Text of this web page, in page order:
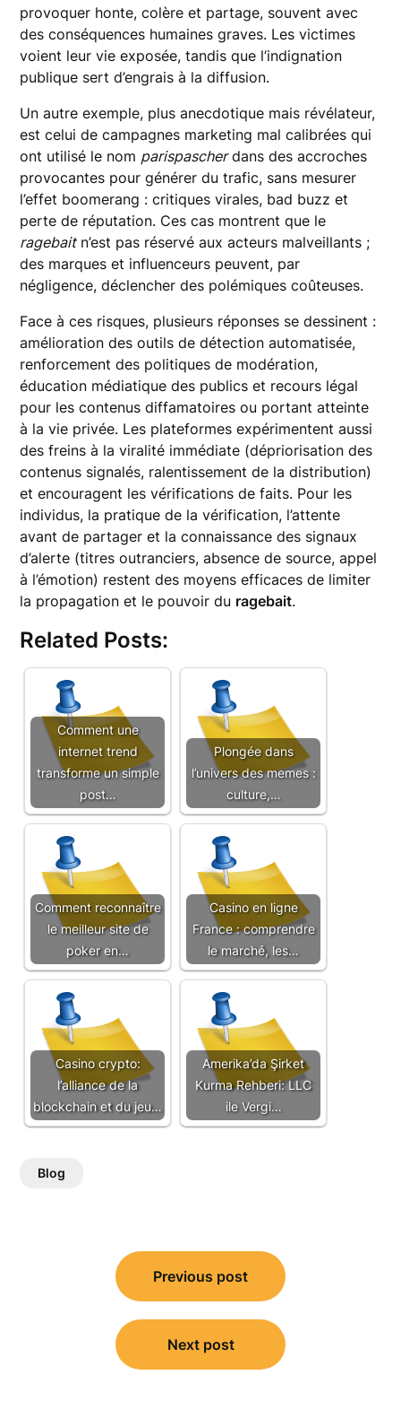
provoquer honte, colère et partage, souvent avec
des conséquences humaines graves. Les victimes
voient leur vie exposée, tandis que l’indignation
publique sert d’engrais à la diffusion.
Un autre exemple, plus anecdotique mais révélateur,
est celui de campagnes marketing mal calibrées qui
ont utilisé le nom parispascherdans des accroches
provocantes pour générer du trafic, sans mesurer
l’effet boomerang : critiques virales, bad buzz et
perte de réputation. Ces cas montrent que le
ragebaitn’est pas réservé aux acteurs malveillants ;
des marques et influenceurs peuvent, par
négligence, déclencher des polémiques coûteuses.
Face à ces risques, plusieurs réponses se dessinent :
amélioration des outils de détection automatisée,
renforcement des politiques de modération,
éducation médiatique des publics et recours légal
pour les contenus diffamatoires ou portant atteinte
à la vie privée. Les plateformes expérimentent aussi
des freins à la viralité immédiate (dépriorisation des
contenus signalés, ralentissement de la distribution)
et encouragent les vérifications de faits. Pour les
individus, la pratique de la vérification, l’attente
avant de partager et la connaissance des signaux
d’alerte (titres outranciers, absence de source, appel
à l’émotion) restent des moyens efficaces de limiter
la propagation et le pouvoir du ragebait.
Related Posts:
Comment une
internet trend
transforme un simple
post…
Plongée dans
l’univers des memes :
culture,…
Comment reconnaître
le meilleur site de
poker en…
Casino en ligne
France : comprendre
le marché, les…
Casino crypto:
l’alliance de la
blockchain et du jeu…
Amerika’da Şirket
Kurma Rehberi: LLC
ile Vergi…
Blog
navigation
Previous post
Next post